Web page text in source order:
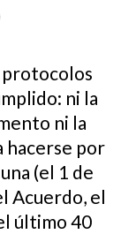
protocolos
ni la
ni la
hacerse por
(el 1 de
Acuerdo, el
último 40